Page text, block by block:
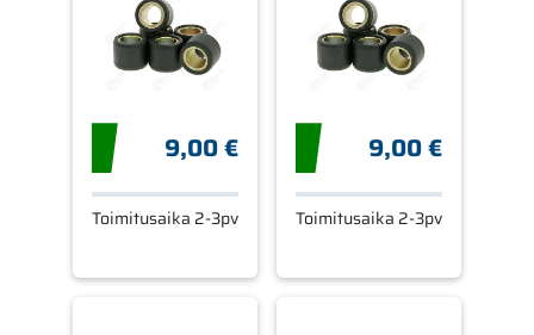
9,00 €
Toimitusaika 2-3pv
9,00 €
Toimitusaika 2-3pv